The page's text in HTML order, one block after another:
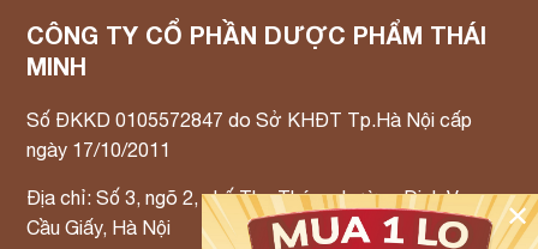
CÔNG TY CỔ PHẦN DƯỢC PHẨM THÁI
MINH
Số ĐKKD 0105572847 do Sở KHĐT Tp.Hà Nội cấp
ngày 17/10/2011
Địa chỉ: Số 3, ngõ 2, phố Thọ Tháp, phường Dịch Vọng,
Cầu Giấy, Hà Nội
✕